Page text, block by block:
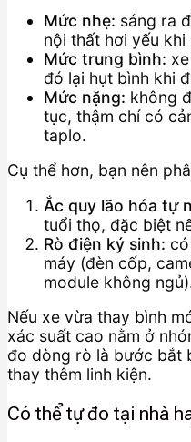
Mức nhẹ: sáng ra
nội thất hơi yếu khi
Mức trung bình:
đó lại hụt bình khi
Mức nặng: không
tục, thậm chí có
taplo.
Cụ thể hơn, bạn nên
Ắc quy lão hóa tự
tuổi thọ, đặc biệt
Rò điện ký sinh:
máy (đèn cốp,
module không
Nếu xe vừa thay bình
xác suất cao nằm ở
đo dòng rò là bước bắt
thay thêm linh kiện.
Có thể tự đo tại nhà